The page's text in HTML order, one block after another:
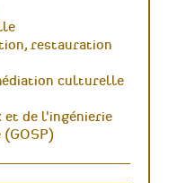
restauration
culturelle
et de l'ingénierie
(GOSP)